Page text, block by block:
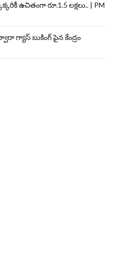
ఉచితంగా రూ.1.5 లక్షలు.. | PM
గ్యాస్ బుకింగ్ పైన కేంద్రం